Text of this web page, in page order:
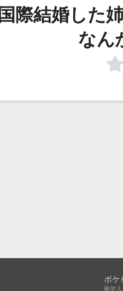
国際結婚した
なん
ボケ
殿堂入